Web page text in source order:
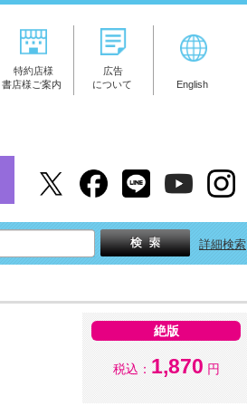
特約店様
書店様ご案内
広告
について
English
詳細検索
絶版
税込： 1,870 円